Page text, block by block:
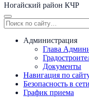
Ногайский район КЧР
Администрация
Глава
Документы
Навигация по
Безопасность в сети
График приема